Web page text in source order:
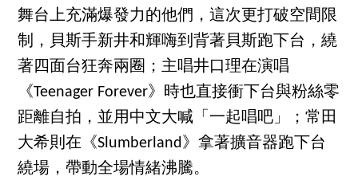
舞台上充滿爆發力的他們，這次更打破空間限
制，貝斯手新井和輝嗨到背著貝斯跑下台，繞
著四面台狂奔兩圈；主唱井口理在演唱
《Teenager Forever》時也直接衝下台與粉絲零
距離自拍，並用中文大喊「一起唱吧」；常田
大希則在《Slumberland》拿著擴音器跑下台
繞場，帶動全場情緒沸騰。